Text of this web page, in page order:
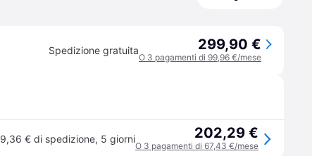
Spedizione gratuita 299,90 €
O 3 pagamenti di 99,96 €/mese
9,36 € di spedizione, 5 giorni 202,29 €
O 3 pagamenti di 67,43 €/mese